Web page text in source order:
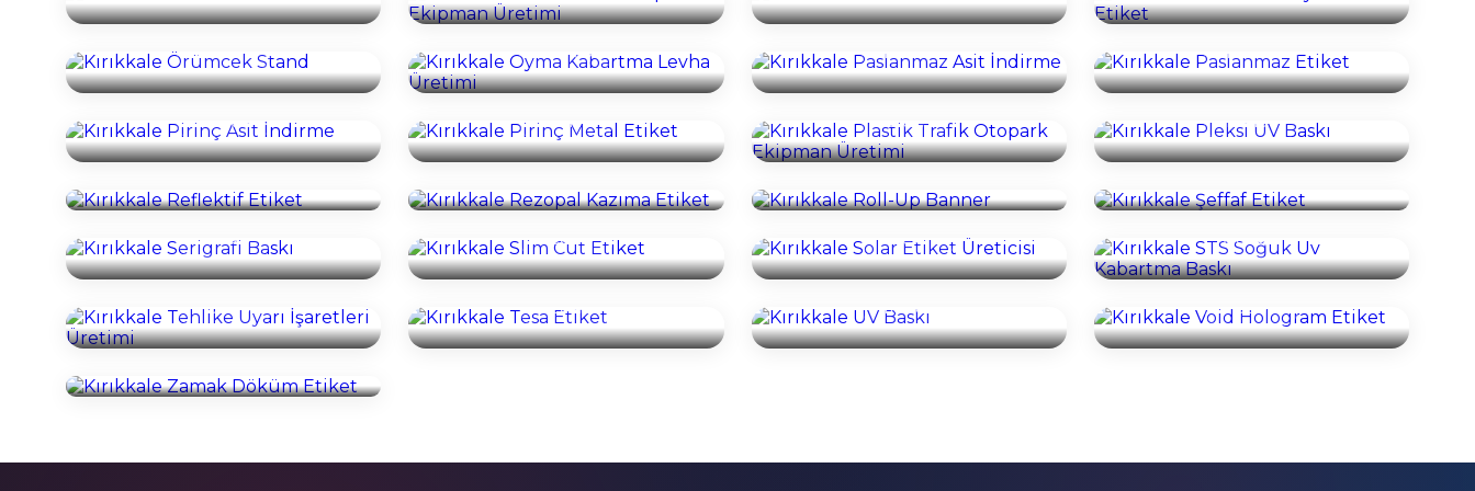
Kırıkkale Örümcek Stand
İncele
Üretimi
İncele
İndirme
İncele
Kırıkkale Paslanmaz Etiket
İncele
Kırıkkale Pirinç Asit İndirme
İncele
Kırıkkale Pirinç Metal Etiket
İncele
Kırıkkale Plastik Trafik Otopark
Ekipman Üretimi
İncele
Kırıkkale Pleksi UV Baskı
İncele
Kırıkkale Reflektif Etiket Kırıkkale Rezopal Kazıma Etiket Kırıkkale Roll-Up Banner Kırıkkale Şeffaf Etiket
Kırıkkale Serigrafi Baskı
İncele
Kırıkkale Slim Cut Etiket
İncele
Kırıkkale Solar Etiket Üreticisi
İncele
Kabartma Baskı
İncele
Kırıkkale Tehlike Uyarı İşaretleri
Üretimi
İncele
Kırıkkale Tesa Etiket
İncele
Kırıkkale UV Baskı
İncele
Kırıkkale Void Hologram Etiket
İncele
Kırıkkale Zamak Döküm Etiket